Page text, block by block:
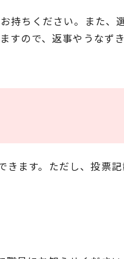
持ちください。また、
すので、返事やうなず
ます。ただし、投票